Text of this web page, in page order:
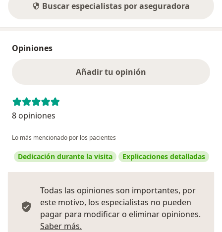
Buscar especialistas por aseguradora
Opiniones
Añadir tu opinión
8 opiniones
Lo más mencionado por los pacientes
Dedicación durante la visita Explicaciones detalladas
Todas las opiniones son importantes, por
este motivo, los especialistas no pueden
pagar para modificar o eliminar opiniones.
Saber más.